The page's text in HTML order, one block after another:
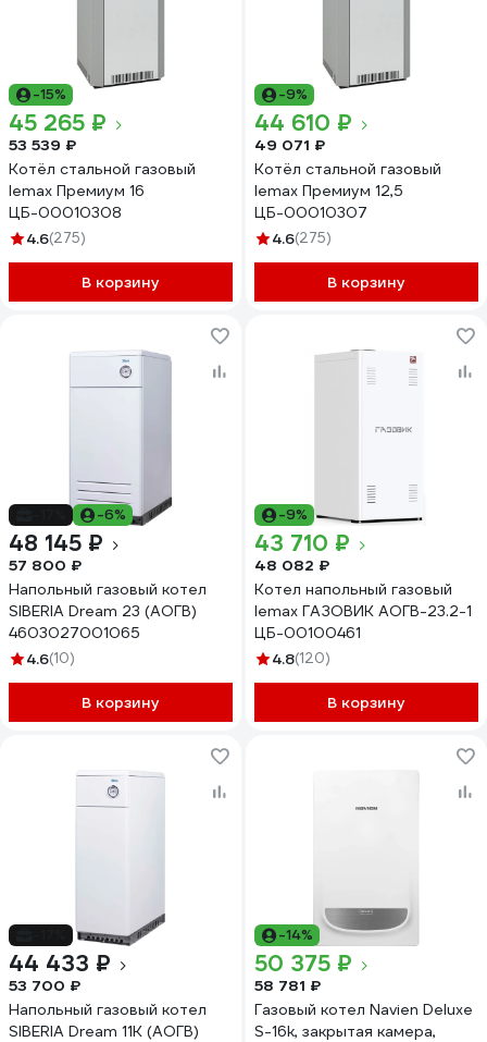
-15%
45 265 ₽
53 539 ₽
Котёл стальной газовый
lemax Премиум 16
ЦБ-00010308
4.6(275)
В корзину
-9%
44 610 ₽
49 071 ₽
Котёл стальной газовый
lemax Премиум 12,5
ЦБ-00010307
4.6(275)
В корзину
-6%
48 145 ₽
57 800 ₽
Напольный газовый котел
SIBERIA Dream 23 (АОГВ)
4603027001065
4.6(10)
В корзину
-9%
43 710 ₽
48 082 ₽
Котел напольный газовый
lemax ГАЗОВИК АОГВ-23.2-1
ЦБ-00100461
4.8(120)
В корзину
44 433 ₽
53 700 ₽
Напольный газовый котел
SIBERIA Dream 11K (АОГВ)
-14%
50 375 ₽
58 781 ₽
Газовый котел Navien Deluxe
S-16k, закрытая камера,